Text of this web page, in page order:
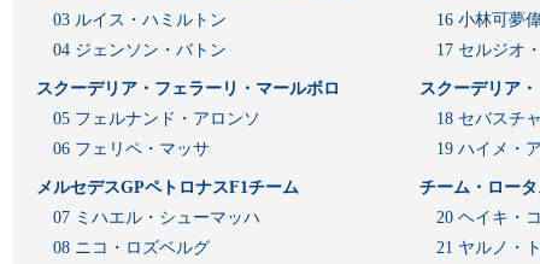
03 ルイス・ハミルトン
04 ジェンソン・バトン
スクーデリア・フェラーリ・マールボロ
05 フェルナンド・アロンソ
06 フェリペ・マッサ
メルセデスGPペトロナスF1チーム
07 ミハエル・シューマッハ
08 ニコ・ロズベルグ
16 小林可夢
17 セルジオ
スクーデリア
18 セバスチ
19 ハイメ・
チーム・ロー
20 ヘイキ・
21 ヤルノ・